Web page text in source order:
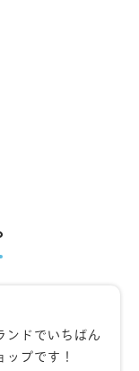
ンドでいちばん
ップです！